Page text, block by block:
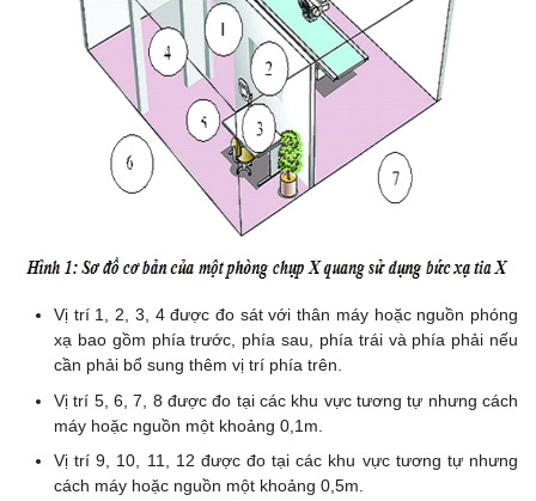
Vị trí 1, 2, 3, 4 được đo sát với thân máy hoặc nguồn phóng
xạ bao gồm phía trước, phía sau, phía trái và phía phải nếu
cần phải bổ sung thêm vị trí phía trên.
Vị trí 5, 6, 7, 8 được đo tại các khu vực tương tự nhưng cách
máy hoặc nguồn một khoảng 0,1m.
Vị trí 9, 10, 11, 12 được đo tại các khu vực tương tự nhưng
cách máy hoặc nguồn một khoảng 0,5m.